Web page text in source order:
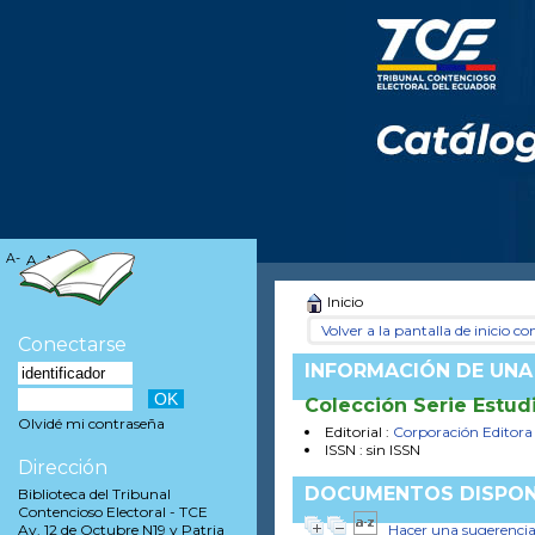
Inicio
Volver a la pantalla de inicio
INFORMACIÓN DE
Colección Serie
Editorial : Corporación
ISSN : sin ISSN
DOCUMENTOS
Hacer una sugerencia
A- A A+
Conectarse
Olvidé mi contraseña
Dirección
Biblioteca del Tribunal
Contencioso Electoral - TCE
Av. 12 de Octubre N19 y Patria